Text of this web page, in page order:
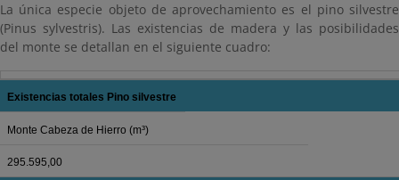
La única especie objeto de aprovechamiento es el pino silvestre
(Pinus sylvestris). Las existencias de madera y las posibilidades
del monte se detallan en el siguiente cuadro:
Existencias totales Pino silvestre
Monte Cabeza de Hierro (m³)
295.595,00